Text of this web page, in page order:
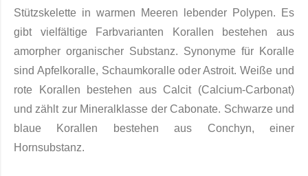
Stützskelette in warmen Meeren le­bender Polypen. Es
gibt vielfältige Farbvarianten Korallen bestehen aus
amorpher organischer Sub­stanz. Synonyme für Koralle
sind Apfelkoralle, Schaumkoralle oder Astroit. Weiße und
rote Korallen bestehen aus Calcit (Calcium-Carbonat)
und zählt zur Mineralklasse der Cabonate. Schwarze und
blaue Korallen bestehen aus Conchyn, einer
Hornsubstanz.